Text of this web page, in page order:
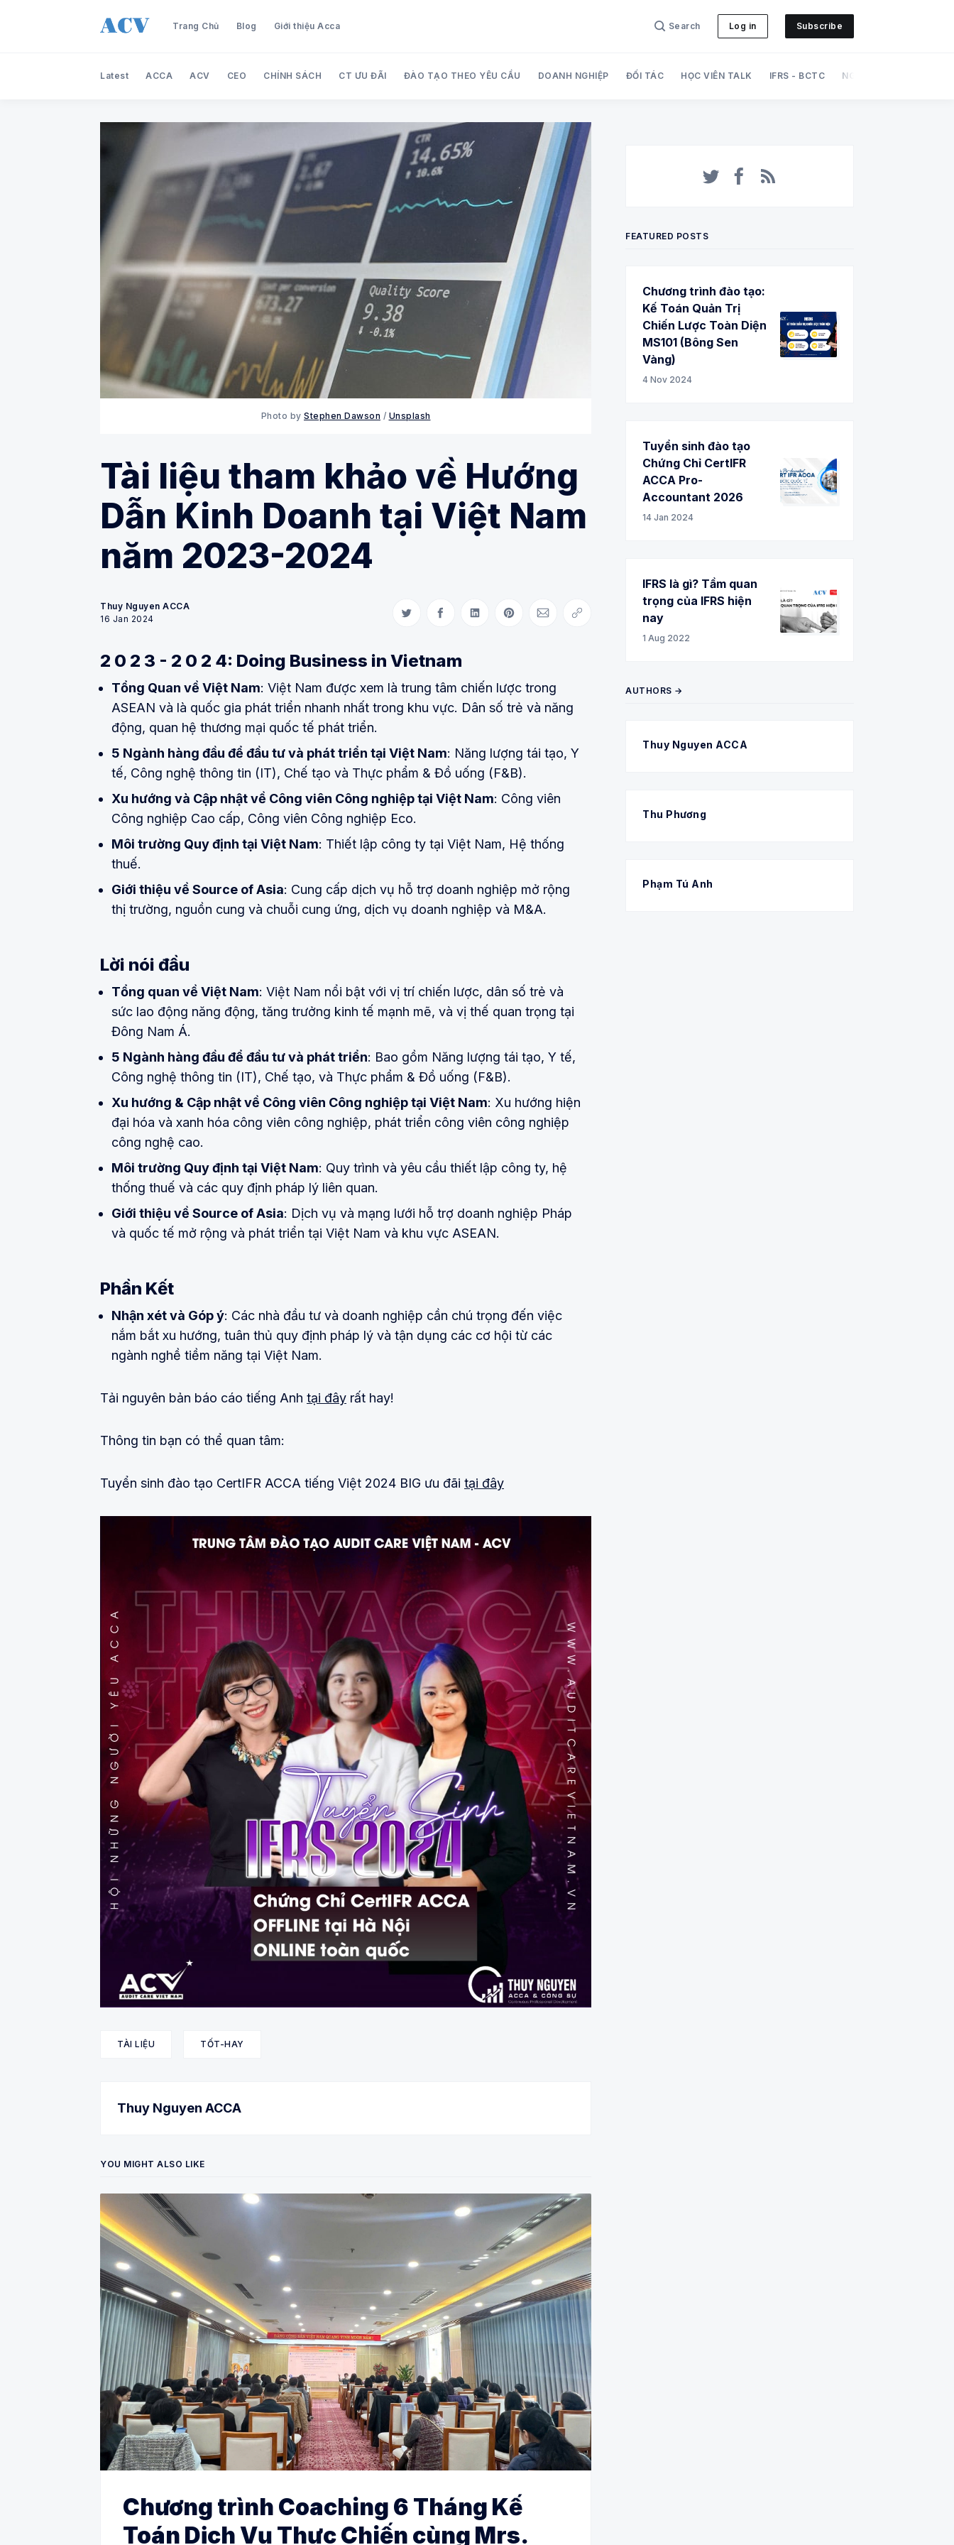
Trang Chủ Blog Giới thiệu Acca Search Log in Subscribe
Search Audit Care Việt Nam
Latest ACCA ACV CEO CHÍNH SÁCH CT ƯU ĐÃI ĐÀO TẠO THEO YÊU CẦU DOANH NGHIỆP ĐỐI TÁC HỌC VIÊN TALK IFRS - BCTC NGHIỆP VỤ
Photo by Stephen Dawson / Unsplash
Tài liệu tham khảo về Hướng
Dẫn Kinh Doanh tại Việt Nam
năm 2023-2024
Thuy Nguyen ACCA
16 Jan 2024
Share on Twitter
Share on Facebook
Share on LinkedIn
Share on Pinterest
Share via Email
Copy link
2 0 2 3 - 2 0 2 4: Doing Business in Vietnam
Tổng Quan về Việt Nam: Việt Nam được xem là trung tâm chiến lược trong
ASEAN và là quốc gia phát triển nhanh nhất trong khu vực. Dân số trẻ và năng
động, quan hệ thương mại quốc tế phát triển.
5 Ngành hàng đầu để đầu tư và phát triển tại Việt Nam: Năng lượng tái tạo, Y
tế, Công nghệ thông tin (IT), Chế tạo và Thực phẩm & Đồ uống (F&B).
Xu hướng và Cập nhật về Công viên Công nghiệp tại Việt Nam: Công viên
Công nghiệp Cao cấp, Công viên Công nghiệp Eco.
Môi trường Quy định tại Việt Nam: Thiết lập công ty tại Việt Nam, Hệ thống
thuế.
Giới thiệu về Source of Asia: Cung cấp dịch vụ hỗ trợ doanh nghiệp mở rộng
thị trường, nguồn cung và chuỗi cung ứng, dịch vụ doanh nghiệp và M&A.
Lời nói đầu
Tổng quan về Việt Nam: Việt Nam nổi bật với vị trí chiến lược, dân số trẻ và
sức lao động năng động, tăng trưởng kinh tế mạnh mẽ, và vị thế quan trọng tại
Đông Nam Á.
5 Ngành hàng đầu để đầu tư và phát triển: Bao gồm Năng lượng tái tạo, Y tế,
Công nghệ thông tin (IT), Chế tạo, và Thực phẩm & Đồ uống (F&B).
Xu hướng & Cập nhật về Công viên Công nghiệp tại Việt Nam: Xu hướng hiện
đại hóa và xanh hóa công viên công nghiệp, phát triển công viên công nghiệp
công nghệ cao.
Môi trường Quy định tại Việt Nam: Quy trình và yêu cầu thiết lập công ty, hệ
thống thuế và các quy định pháp lý liên quan.
Giới thiệu về Source of Asia: Dịch vụ và mạng lưới hỗ trợ doanh nghiệp Pháp
và quốc tế mở rộng và phát triển tại Việt Nam và khu vực ASEAN.
Phần Kết
Nhận xét và Góp ý: Các nhà đầu tư và doanh nghiệp cần chú trọng đến việc
nắm bắt xu hướng, tuân thủ quy định pháp lý và tận dụng các cơ hội từ các
ngành nghề tiềm năng tại Việt Nam.
Tải nguyên bản báo cáo tiếng Anh tại đây rất hay!
Thông tin bạn có thể quan tâm:
Tuyển sinh đào tạo CertIFR ACCA tiếng Việt 2024 BIG ưu đãi tại đây
TÀI LIỆU TỐT-HAY
Thuy Nguyen ACCA
YOU MIGHT ALSO LIKE
Chương trình Coaching 6 Tháng Kế
Toán Dịch Vụ Thực Chiến cùng Mrs.
FEATURED POSTS
Chương trình đào tạo:
Kế Toán Quản Trị
Chiến Lược Toàn Diện
MS101 (Bông Sen
Vàng)
4 Nov 2024
Tuyển sinh đào tạo
Chứng Chỉ CertIFR
ACCA Pro-
Accountant 2026
14 Jan 2024
IFRS là gì? Tầm quan
trọng của IFRS hiện
nay
1 Aug 2022
AUTHORS →
Thuy Nguyen ACCA
Thu Phương
Phạm Tú Anh